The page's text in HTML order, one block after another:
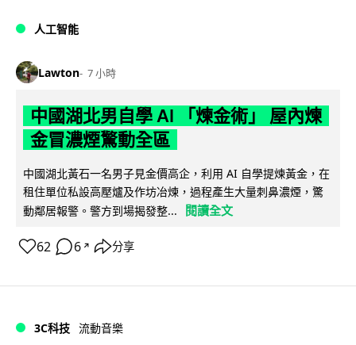
人工智能
Lawton 7 小時
中國湖北男自學 AI 「煉金術」 屋內煉
金冒濃煙驚動全區
中國湖北黃石一名男子見金價高企，利用 AI 自學提煉黃金，在
租住單位私設高壓爐及作坊冶煉，過程產生大量刺鼻濃煙，驚
動鄰居報警。警方到場揭發整...
閱讀全文
62 6 ↗ 分享
3C科技 流動音樂